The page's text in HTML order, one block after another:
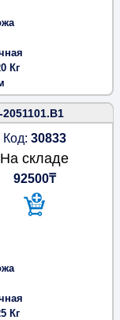
Кг
Код: 30833
На складе
92500₸
Кг